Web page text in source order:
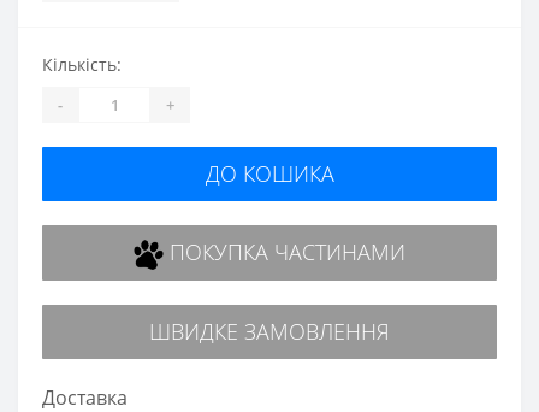
Кількість:
- +
ДО КОШИКА
ПОКУПКА ЧАСТИНАМИ
ШВИДКЕ ЗАМОВЛЕННЯ
Доставка